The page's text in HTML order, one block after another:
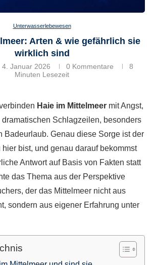
Unterwasserlebewesen
Arten & wie gefährlich sie
wirklich sind
4. Januar 2026 0 Kommentare
8
Minuten Lesezeit
Haie im Mittelmeer mit Angst,
Schlagzeilen, besonders
Badeurlaub. Genau diese Sorge ist der
bist, und genau darauf bekommst
Antwort auf Basis von Fakten statt
das Thema aus der Perspektive
der das Mittelmeer nicht aus
sondern aus eigener Erfahrung unter